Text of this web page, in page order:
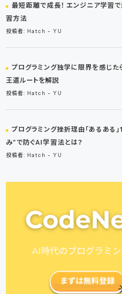
最短距離で成長！ エンジニア学習で
習方法
投稿者: Hatch - YU
プログラミング独学に限界を感じた
王道ルートを解説
投稿者: Hatch - YU
プログラミング挫折理由「あるある
み”で防ぐAI学習法とは？
投稿者: Hatch - YU